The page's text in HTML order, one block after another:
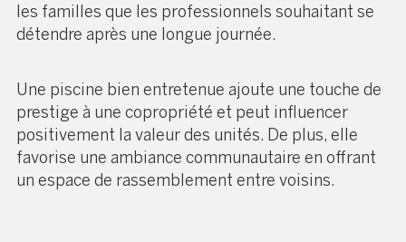
les familles que les professionnels souhaitant se
détendre après une longue journée.
Une piscine bien entretenue ajoute une touche de
prestige à une copropriété et peut influencer
positivement la valeur des unités. De plus, elle
favorise une ambiance communautaire en offrant
un espace de rassemblement entre voisins.